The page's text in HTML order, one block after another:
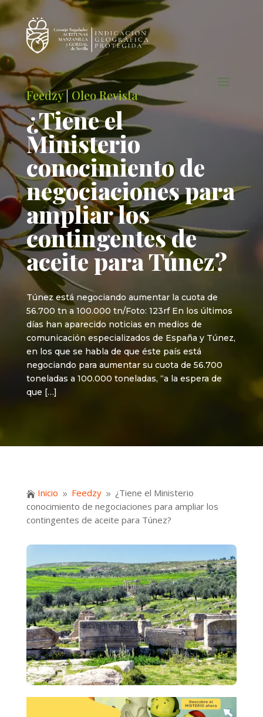
Feedzy| Oleo Revista
¿Tiene el
Ministerio
conocimiento de
negociaciones para
ampliar los
contingentes de
aceite para Túnez?
Túnez está negociando aumentar la cuota de
56.700 tn a 100.000 tn/Foto: 123rf En los últimos
días han aparecido noticias en medios de
comunicación especializados de España y Túnez,
en los que se habla de que éste país está
negociando para aumentar su cuota de 56.700
toneladas a 100.000 toneladas, “a la espera de
que […]
 Inicio 9 Feedzy 9 ¿Tiene el Ministerio
conocimiento de negociaciones para ampliar los
contingentes de aceite para Túnez?